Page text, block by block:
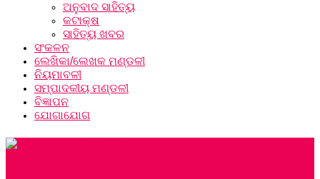
ଅନୁବାଦ ସାହିତ୍ୟ
କଟାକ୍ଷ
ସାହିତ୍ୟ ଖବର
ସଂକଳନ
ଲେଖିକା/ଲେଖକ ମଣ୍ଡଳୀ
ନିୟମାବଳୀ
ସମ୍ପାଦକୀୟ ମଣ୍ଡଳୀ
ବିଜ୍ଞାପନ
ଯୋଗାଯୋଗ